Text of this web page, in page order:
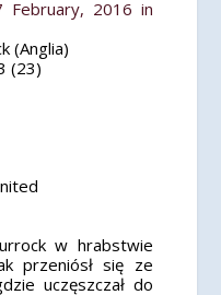
(Anglia)
(23)
w hrabstwie
przeniósł się ze
uczęszczał do